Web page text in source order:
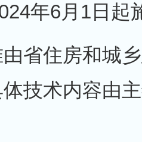
年6月1日起
住房和城乡
技术内容由